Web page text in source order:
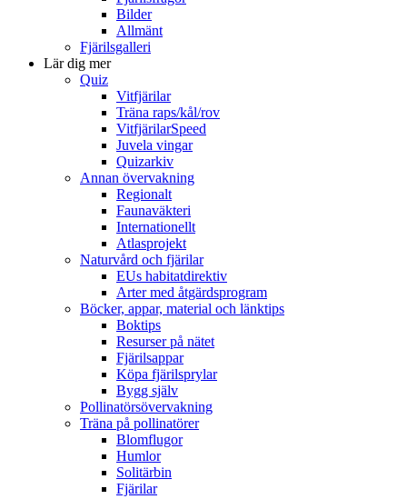
Bilder
Allmänt
Fjärilsgalleri
Lär dig mer
Quiz
Vitfjärilar
Träna raps/kål/rov
VitfjärilarSpeed
Juvela vingar
Quizarkiv
Annan övervakning
Regionalt
Faunaväkteri
Internationellt
Atlasprojekt
Naturvård och fjärilar
EUs habitatdirektiv
Arter med åtgärdsprogram
Böcker, appar, material och länktips
Boktips
Resurser på nätet
Fjärilsappar
Köpa fjärilsprylar
Bygg själv
Pollinatörsövervakning
Träna på pollinatörer
Blomflugor
Humlor
Solitärbin
Fjärilar